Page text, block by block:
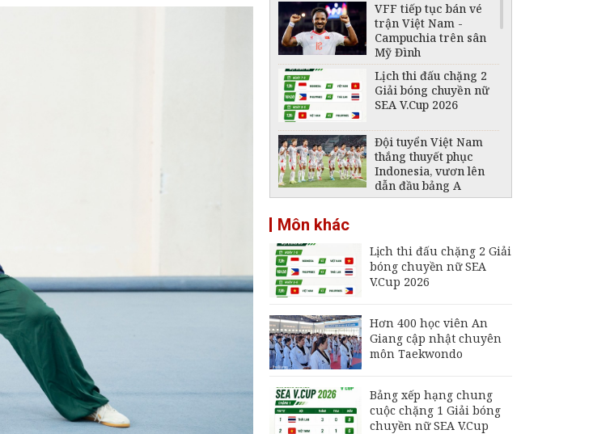
VFF tiếp tục bán vé
trận Việt Nam -
Campuchia trên sân
Mỹ Đình
Lịch thi đấu chặng 2
Giải bóng chuyền nữ
SEA V.Cup 2026
Đội tuyển Việt Nam
thắng thuyết phục
Indonesia, vươn lên
dẫn đầu bảng A
Singapore quyết đấu
Indonesia
ASEAN Cup 2026:
thẳng tiến vào bán kết
với thành tích nhất
bảng
ASEAN Cup 2026,
Madam Pang thưởng
nóng 1,5 tỷ đồng
Môn khác
Lịch thi đấu chặng 2 Giải
bóng chuyền nữ SEA
V.Cup 2026
Hơn 400 học viên An
Giang cập nhật chuyên
môn Taekwondo
Bảng xếp hạng chung
cuộc chặng 1 Giải bóng
chuyền nữ SEA V.Cup